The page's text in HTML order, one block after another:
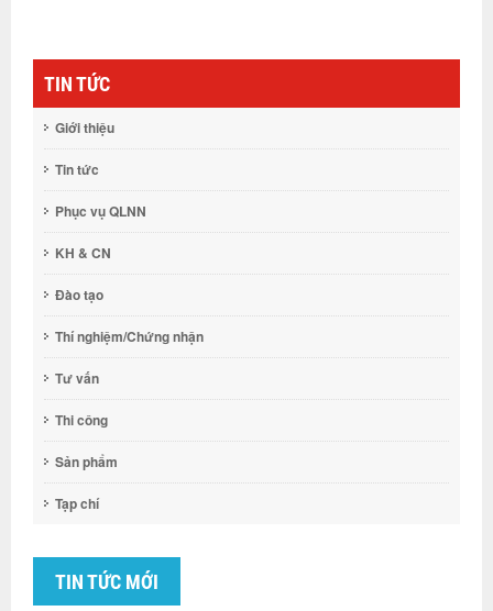
TIN TỨC
Giới thiệu
Tin tức
Phục vụ QLNN
KH & CN
Đào tạo
Thí nghiệm/Chứng nhận
Tư vấn
Thi công
Sản phẩm
Tạp chí
TIN TỨC MỚI